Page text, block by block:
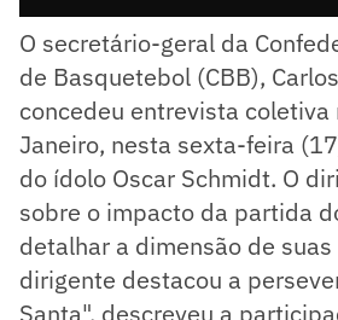
O secretário-geral da
de Basquetebol (CBB),
concedeu entrevista coletiva
Janeiro, nesta sexta-feira
do ídolo Oscar Schmidt. O
sobre o impacto da partida
detalhar a dimensão de suas
dirigente destacou a
Santa", descreveu a